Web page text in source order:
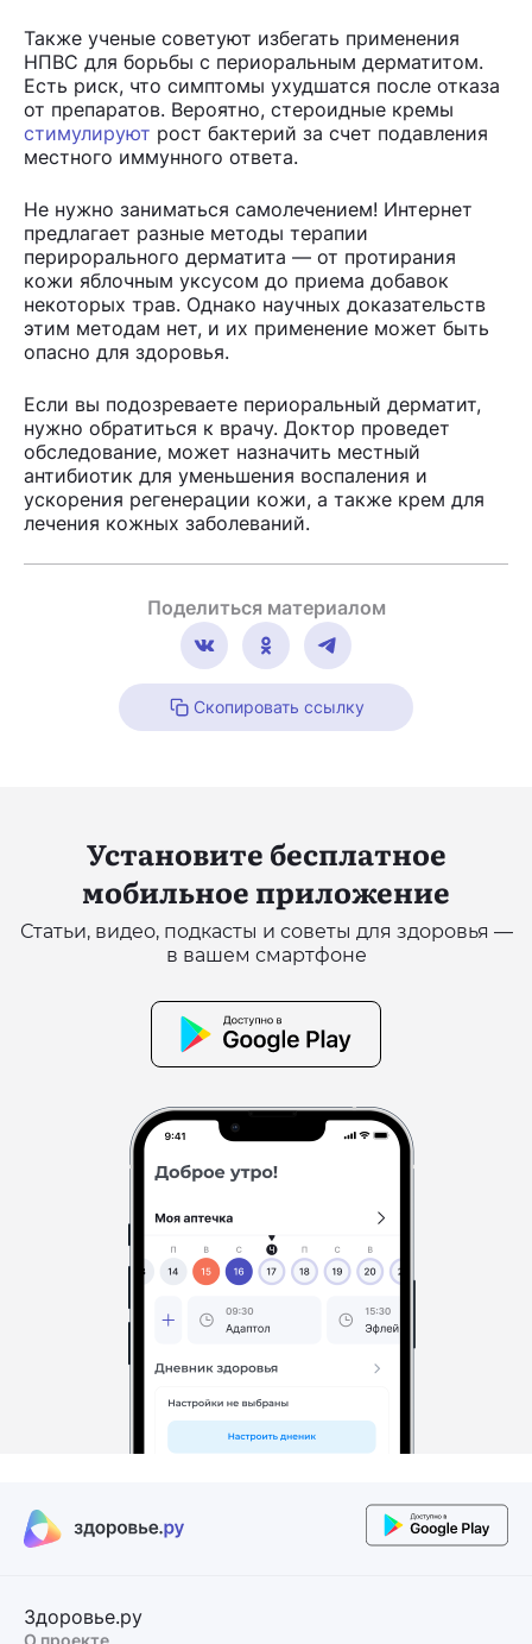
Также ученые советуют избегать применения
НПВС для борьбы с периоральным дерматитом.
Есть риск, что симптомы ухудшатся после отказа
от препаратов. Вероятно, стероидные кремы
стимулируют рост бактерий за счет подавления
местного иммунного ответа.
Не нужно заниматься самолечением! Интернет
предлагает разные методы терапии
перирорального дерматита — от протирания
кожи яблочным уксусом до приема добавок
некоторых трав. Однако научных доказательств
этим методам нет, и их применение может быть
опасно для здоровья.
Если вы подозреваете периоральный дерматит,
нужно обратиться к врачу. Доктор проведет
обследование, может назначить местный
антибиотик для уменьшения воспаления и
ускорения регенерации кожи, а также крем для
лечения кожных заболеваний.
Поделиться материалом
Скопировать ссылку
Установите бесплатное
мобильное приложение
Статьи, видео, подкасты и советы для здоровья —
в вашем смартфоне
Здоровье.ру